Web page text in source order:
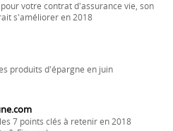
votre contrat d'assurance vie, son
s'améliorer en 2018
produits d'épargne en juin
7 points clés à retenir en 2018